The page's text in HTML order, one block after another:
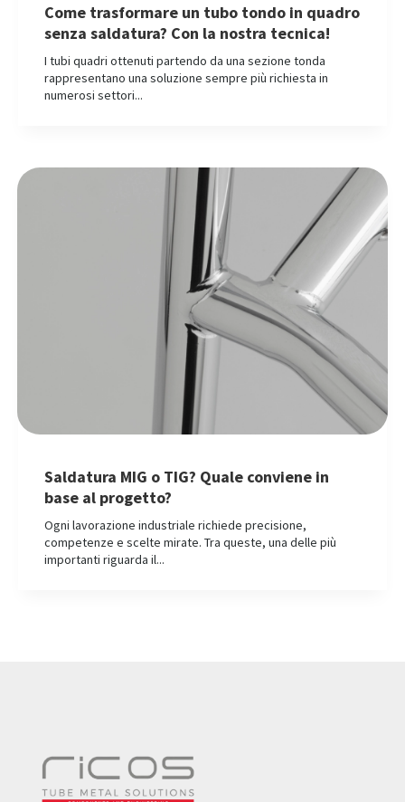
Come trasformare un tubo tondo in quadro
senza saldatura? Con la nostra tecnica!
I tubi quadri ottenuti partendo da una sezione tonda
rappresentano una soluzione sempre più richiesta in
numerosi settori...
Saldatura MIG o TIG? Quale conviene in
base al progetto?
Ogni lavorazione industriale richiede precisione,
competenze e scelte mirate. Tra queste, una delle più
importanti riguarda il...